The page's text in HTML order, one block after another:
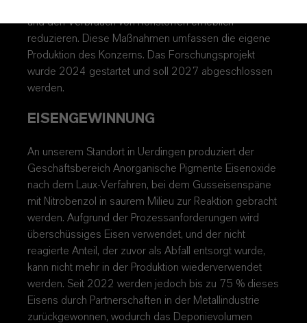
und den Verbrauch von Rohstoffen erheblich
reduzieren. Diese Maßnahmen umfassen die eigene
Produktion des Konzerns. Das Forschungsprojekt
wurde 2024 gestartet und soll 2027 abgeschlossen
werden.
EISENGEWINNUNG
An unserem Standort in Uerdingen produziert der
Geschäftsbereich Anorganische Pigmente Eisenoxide
nach dem Laux-Verfahren, bei dem Gusseisenspäne
mit Nitrobenzol in saurem Milieu zur Reaktion gebracht
werden. Aufgrund der Prozessanforderungen wird
überschüssiges Eisen verwendet, und der nicht
reagierte Anteil, der zuvor als Abfall entsorgt wurde,
kann nicht mehr in der Produktion wiederverwendet
werden. Seit 2022 werden jedoch bis zu 75 % dieses
Eisens durch Partnerschaften in der Metallindustrie
zurückgewonnen, wodurch das Deponievolumen